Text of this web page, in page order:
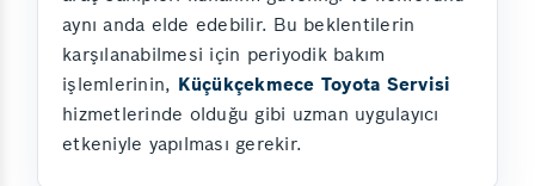
aynı anda elde edebilir. Bu beklentilerin
karşılanabilmesi için periyodik bakım
işlemlerinin, Küçükçekmece Toyota Servisi
hizmetlerinde olduğu gibi uzman uygulayıcı
etkeniyle yapılması gerekir.